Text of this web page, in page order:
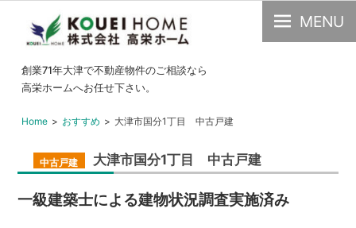
大
津
の
不
動
産・
創業71年大津で不動産物件のご相談なら
高栄ホームへお任せ下さい。
MENU
Home おすすめ 大津市国分1丁目 中古戸建
中古戸建 大津市国分1丁目 中古戸建
一級建築士による建物状況調査実施済み